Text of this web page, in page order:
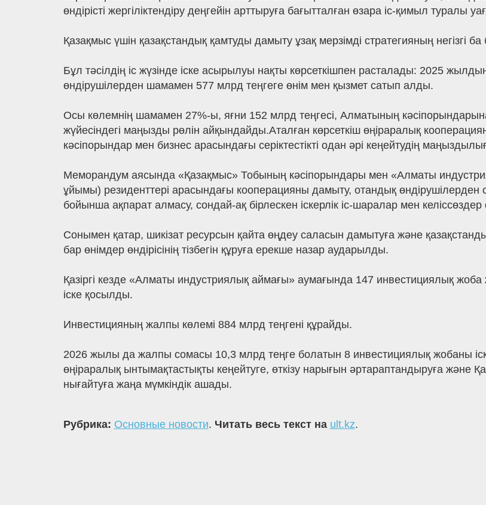
өндірісті жергіліктендіру деңгейін арттыруға бағытталған өзара іс-қимыл туралы
Қазақмыс үшін қазақстандық қамтуды дамыту ұзақ мерзімді стратегияның негізгі
Бұл тәсілдің іс жүзінде іске асырылуы нақты көрсеткішпен расталады: 2025
өндірушілерден шамамен 577 млрд теңгеге өнім мен қызмет сатып алды.
Осы көлемнің шамамен 27%-ы, яғни 152 млрд теңгесі, Алматының
жүйесіндегі маңызды рөлін айқындайды.Аталған көрсеткіш өңіраралық
кәсіпорындар мен бизнес арасындағы серіктестікті одан әрі кеңейтудің
Меморандум аясында «Қазақмыс» Тобының кәсіпорындары мен «Алматы
ұйымы) резиденттері арасындағы кооперацияны дамыту, отандық өндірушілерден
бойынша ақпарат алмасу, сондай-ақ бірлескен іскерлік іс-шаралар мен келіссөздер
Сонымен қатар, шикізат ресурсын қайта өңдеу саласын дамытуға және
бар өнімдер өндірісінің тізбегін құруға ерекше назар аударылды.
Қазіргі кезде «Алматы индустриялық аймағы» аумағында 147 инвестициялық жоба
іске қосылды.
Инвестицияның жалпы көлемі 884 млрд теңгені құрайды.
2026 жылы да жалпы сомасы 10,3 млрд теңге болатын 8 инвестициялық жобаны
өңіраралық ынтымақтастықты кеңейтуге, өткізу нарығын әртараптандыруға және
нығайтуға жаңа мүмкіндік ашады.
Рубрика: Основные новости. Читать весь текст на ult.kz.